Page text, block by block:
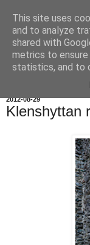
2012-08-29
Klenshyttan
This site uses
and to analyze
shared with
metrics to
statistics, and to